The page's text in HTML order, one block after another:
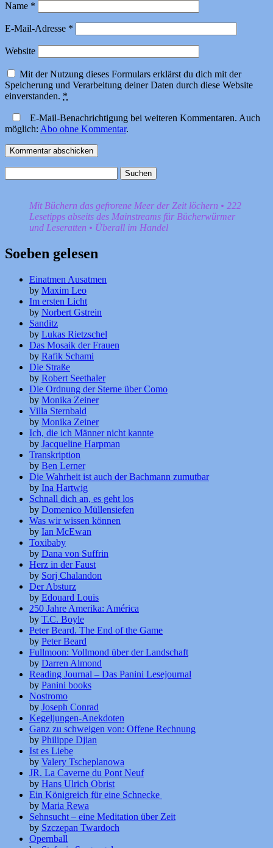
Name *
E-Mail-Adresse *
Website
Mit der Nutzung dieses Formulars erklärst du dich mit der
Speicherung und Verarbeitung deiner Daten durch diese Website
einverstanden. *
E-Mail-Benachrichtigung bei weiteren Kommentaren. Auch
möglich: Abo ohne Kommentar.
nach:
Mit Büchern das gefrorene Meer der Zeit löchern • 222
Lesetipps abseits des Mainstreams für Bücherwürmer
und Leseratten • Überall im Handel
Soeben gelesen
Einatmen Ausatmen
by Maxim Leo
Im ersten Licht
by Norbert Gstrein
Sanditz
by Lukas Rietzschel
Das Mosaik der Frauen
by Rafik Schami
Die Straße
by Robert Seethaler
Die Ordnung der Sterne über Como
by Monika Zeiner
Villa Sternbald
by Monika Zeiner
Ich, die ich Männer nicht kannte
by Jacqueline Harpman
Transkription
by Ben Lerner
Die Wahrheit ist auch der Bachmann zumutbar
by Ina Hartwig
Schnall dich an, es geht los
by Domenico Müllensiefen
Was wir wissen können
by Ian McEwan
Toxibaby
by Dana von Suffrin
Herz in der Faust
by Sorj Chalandon
Der Absturz
by Edouard Louis
250 Jahre Amerika: América
by T.C. Boyle
Peter Beard. The End of the Game
by Peter Beard
Fullmoon: Vollmond über der Landschaft
by Darren Almond
Reading Journal – Das Panini Lesejournal
by Panini books
Nostromo
by Joseph Conrad
Kegeljungen-Anekdoten
Ganz zu schweigen von: Offene Rechnung
by Philippe Djian
Ist es Liebe
by Valery Tscheplanowa
JR. La Caverne du Pont Neuf
by Hans Ulrich Obrist
Ein Königreich für eine Schnecke
by Maria Rewa
Sehnsucht – eine Meditation über Zeit
by Szczepan Twardoch
Opernball